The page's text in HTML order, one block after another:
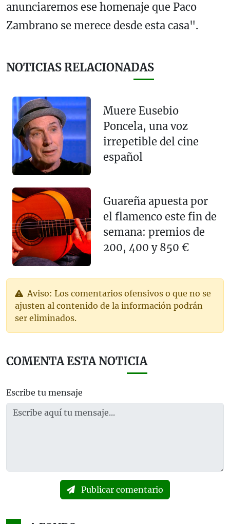
anunciaremos ese homenaje que Paco
Zambrano se merece desde esta casa".
NOTICIAS RELACIONADAS
Muere Eusebio
Poncela, una voz
irrepetible del cine
español
Guareña apuesta por
el flamenco este fin de
semana: premios de
200, 400 y 850 €
Aviso: Los comentarios ofensivos o que no se
ajusten al contenido de la información podrán
ser eliminados.
COMENTA ESTA NOTICIA
Escribe tu mensaje
Publicar comentario